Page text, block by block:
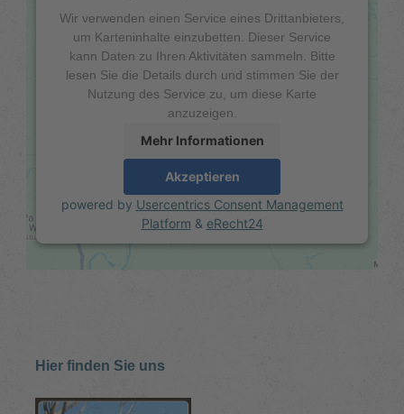
Wir verwenden einen Service eines Drittanbieters,
um Karteninhalte einzubetten. Dieser Service
kann Daten zu Ihren Aktivitäten sammeln. Bitte
lesen Sie die Details durch und stimmen Sie der
Nutzung des Service zu, um diese Karte
anzuzeigen.
Mehr Informationen
Akzeptieren
powered by Usercentrics Consent Management
Platform & eRecht24
Hier finden Sie uns